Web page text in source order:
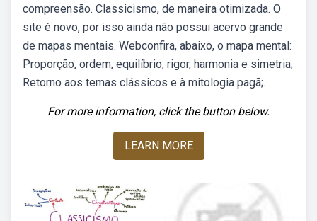
compreensão. Classicismo, de maneira otimizada. O
site é novo, por isso ainda não possui acervo grande
de mapas mentais. Webconfira, abaixo, o mapa mental:
Proporção, ordem, equilíbrio, rigor, harmonia e simetria;
Retorno aos temas clássicos e à mitologia pagã;.
For more information, click the button below.
LEARN MORE